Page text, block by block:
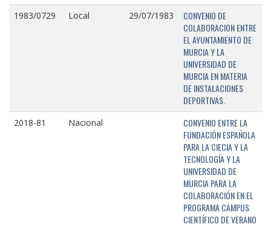
1983/0729 Local 29/07/1983
CONVENIO DE
COLABORACION ENTRE
EL AYUNTAMIENTO DE
MURCIA Y LA
UNIVERSIDAD DE
MURCIA EN MATERIA
DE INSTALACIONES
DEPORTIVAS.
2018-81 Nacional
CONVENIO ENTRE LA
FUNDACIÓN ESPAÑOLA
PARA LA CIECIA Y LA
TECNOLOGÍA Y LA
UNIVERSIDAD DE
MURCIA PARA LA
COLABORACIÓN EN EL
PROGRAMA CAMPUS
CIENTÍFICO DE VERANO